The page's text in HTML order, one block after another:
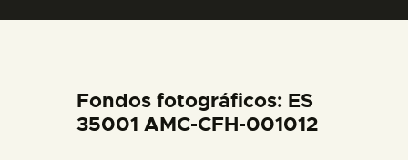
DIDÁCTICA
Fondos fotográficos: ES
35001 AMC-CFH-001012